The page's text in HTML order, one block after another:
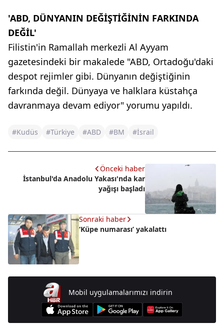
'ABD, DÜNYANIN DEĞİŞTİĞİNİN FARKINDA
DEĞİL'
Filistin'in Ramallah merkezli Al Ayyam
gazetesindeki bir makalede "ABD, Ortadoğu'daki
despot rejimler gibi. Dünyanın değiştiğinin
farkında değil. Dünyaya ve halklara küstahça
davranmaya devam ediyor" yorumu yapıldı.
#Kudüs #Türkiye #ABD #BM #İsrail
Önceki haber
İstanbul'da Anadolu Yakası'nda kar
yağışı başladı
Sonraki haber
‘Küpe numarası’ yakalattı
Mobil uygulamalarımızı indirin